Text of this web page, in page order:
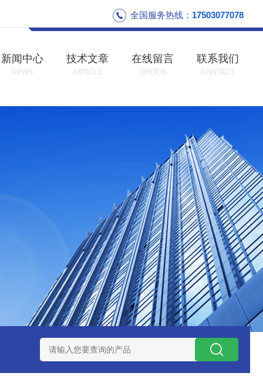
全国服务热线： 17503077078
新闻中心
NEWS
技术文章
ARTICLE
在线留言
ORDER
联系我们
CONTACT
锆陶瓷研磨球 AGB-K-0.4-C01-Q69全新！！TORAY东丽